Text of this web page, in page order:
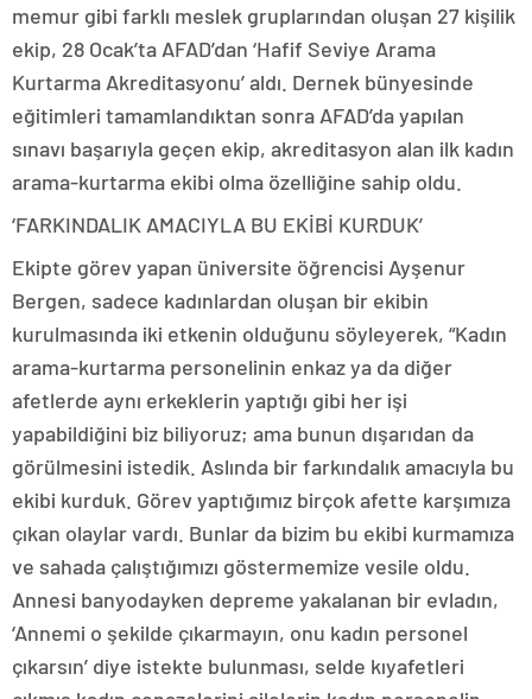
memur gibi farklı meslek gruplarından oluşan 27 kişilik
ekip, 28 Ocak’ta AFAD’dan ‘Hafif Seviye Arama
Kurtarma Akreditasyonu’ aldı. Dernek bünyesinde
eğitimleri tamamlandıktan sonra AFAD’da yapılan
sınavı başarıyla geçen ekip, akreditasyon alan ilk kadın
arama-kurtarma ekibi olma özelliğine sahip oldu.
‘FARKINDALIK AMACIYLA BU EKİBİ KURDUK’
Ekipte görev yapan üniversite öğrencisi Ayşenur
Bergen, sadece kadınlardan oluşan bir ekibin
kurulmasında iki etkenin olduğunu söyleyerek, “Kadın
arama-kurtarma personelinin enkaz ya da diğer
afetlerde aynı erkeklerin yaptığı gibi her işi
yapabildiğini biz biliyoruz; ama bunun dışarıdan da
görülmesini istedik. Aslında bir farkındalık amacıyla bu
ekibi kurduk. Görev yaptığımız birçok afette karşımıza
çıkan olaylar vardı. Bunlar da bizim bu ekibi kurmamıza
ve sahada çalıştığımızı göstermemize vesile oldu.
Annesi banyodayken depreme yakalanan bir evladın,
‘Annemi o şekilde çıkarmayın, onu kadın personel
çıkarsın’ diye istekte bulunması, selde kıyafetleri